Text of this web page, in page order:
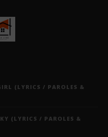
(LYRICS / PAROLES &
(LYRICS / PAROLES &